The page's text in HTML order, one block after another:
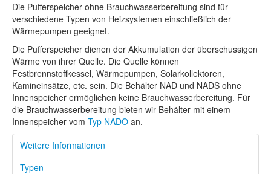
Die Pufferspeicher ohne Brauchwasserbereitung sind für
verschiedene Typen von Heizsystemen einschließlich der
Wärmepumpen geeignet.
Die Pufferspeicher dienen der Akkumulation der überschussigen
Wärme von ihrer Quelle. Die Quelle können
Festbrennstoffkessel, Wärmepumpen, Solarkollektoren,
Kamineinsätze, etc. sein. Die Behälter NAD und NADS ohne
Innenspeicher ermöglichen keine Brauchwasserbereitung. Für
die Brauchwasserbereitung bieten wir Behälter mit einem
Innenspeicher vom Typ NADO an.
Weitere Informationen
Typen